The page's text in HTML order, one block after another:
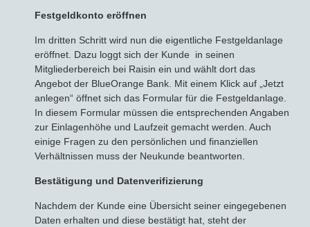
Festgeldkonto eröffnen
Im dritten Schritt wird nun die eigentliche Festgeldanlage
eröffnet. Dazu loggt sich der Kunde in seinen
Mitgliederbereich bei Raisin ein und wählt dort das
Angebot der BlueOrange Bank. Mit einem Klick auf „Jetzt
anlegen“ öffnet sich das Formular für die Festgeldanlage.
In diesem Formular müssen die entsprechenden Angaben
zur Einlagenhöhe und Laufzeit gemacht werden. Auch
einige Fragen zu den persönlichen und finanziellen
Verhältnissen muss der Neukunde beantworten.
Bestätigung und Datenverifizierung
Nachdem der Kunde eine Übersicht seiner eingegebenen
Daten erhalten und diese bestätigt hat, steht der